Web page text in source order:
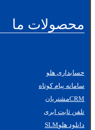
محصولات ما
حسابداری هلو
سامانه پیام کوتاه
CRMمشتریان
تلفن ثابت ابری
دانلود هلوSLM